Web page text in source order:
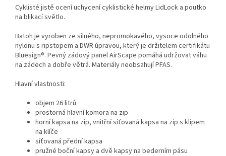
Cyklisté jistě ocení uchycení cyklistické helmy LidLock a poutko
na blikací světlo.
Batoh je vyroben ze silného, nepromokavého, vysoce odolného
nylonu s ripstopem a DWR úpravou, který je držitelem certifikátu
Bluesign®. Pevný zádový panel AirScape pomáhá udržovat váhu
na zádech a dobře větrá. Materiály neobsahují PFAS.
Hlavní vlastnosti:
objem 26 litrů
prostorná hlavní komora na zip
horní kapsa na zip, vnitřní síťovaná kapsa na zip s klipem
na klíče
síťovaná přední kapsa
pružné boční kapsy a dvě kapsy na bederním pásu